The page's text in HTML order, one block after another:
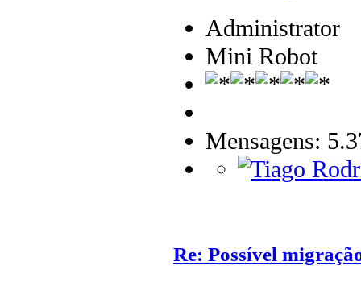
Administrator
Mini Robot
Mensagens:
Re: Possível